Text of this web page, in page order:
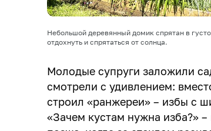
Небольшой деревянный домик спрятан в
отдохнуть и спрятаться от солнца.
Молодые супруги заложили
смотрели с удивлением:
строил «ранжереи» – избы с
«Зачем кустам нужна изба?»